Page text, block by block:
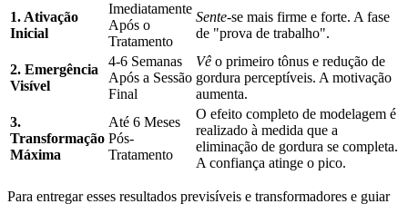
1. Ativação
Inicial
Imediatamente
Após o
Tratamento
Sente-se mais firme e forte. A fase
de "prova de trabalho".
2. Emergência
Visível
4-6 Semanas
Após a Sessão
Final
Vê o primeiro tônus e redução de
gordura perceptíveis. A motivação
aumenta.
3.
Transformação
Máxima
Até 6 Meses
Pós-
Tratamento
O efeito completo de modelagem é
realizado à medida que a
eliminação de gordura se completa.
A confiança atinge o pico.
Para entregar esses resultados previsíveis e transformadores e guiar